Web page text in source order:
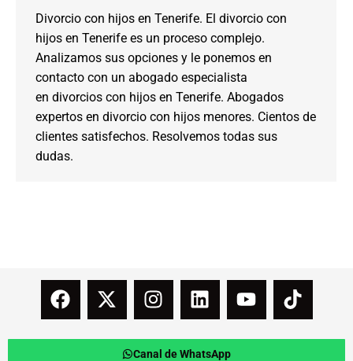
Divorcio con hijos en Tenerife. El divorcio con
hijos en Tenerife es un proceso complejo.
Analizamos sus opciones y le ponemos en
contacto con un abogado especialista
en divorcios con hijos en Tenerife. Abogados
expertos en divorcio con hijos menores. Cientos de
clientes satisfechos. Resolvemos todas sus
dudas.
Canal de WhatsApp